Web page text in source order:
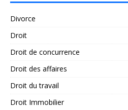
Divorce
Droit
Droit de concurrence
Droit des affaires
Droit du travail
Droit Immobilier